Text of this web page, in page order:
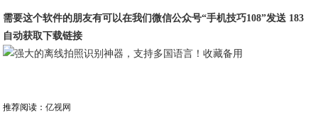
需要这个软件的朋友有可以在我们微信公众号“手机技巧108”发送 183
自动获取下载链接
推荐阅读：亿视网